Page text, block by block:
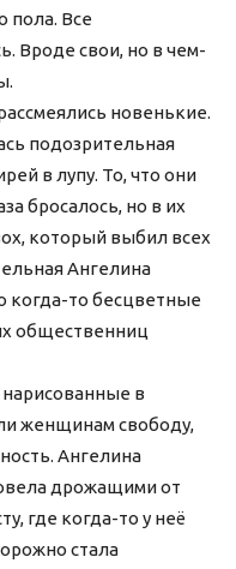
пола. Все
Вроде свои, но в чем-
новенькие.
подозрительная
в лупу. То, что они
бросалось, но в их
который выбил всех
Ангелина
когда-то бесцветные
общественниц
нарисованные в
женщинам свободу,
Ангелина
дрожащими от
где когда-то у неё
стала